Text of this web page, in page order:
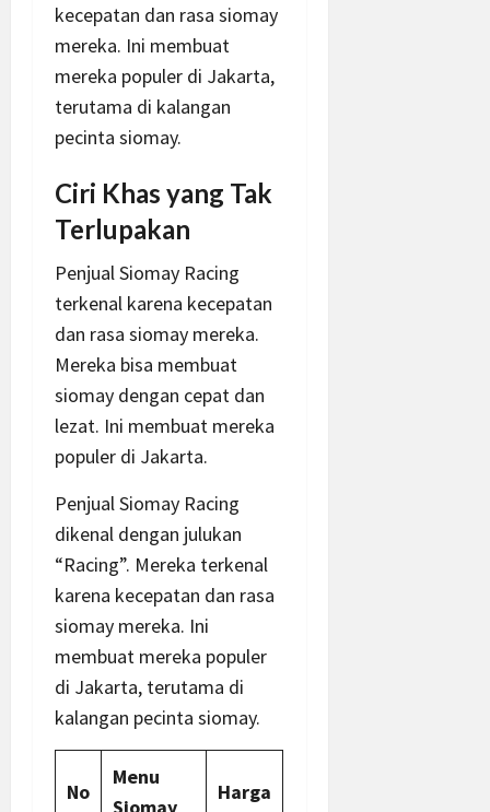
kecepatan dan rasa siomay
mereka. Ini membuat
mereka populer di Jakarta,
terutama di kalangan
pecinta siomay.
Ciri Khas yang Tak
Terlupakan
Penjual Siomay Racing
terkenal karena kecepatan
dan rasa siomay mereka.
Mereka bisa membuat
siomay dengan cepat dan
lezat. Ini membuat mereka
populer di Jakarta.
Penjual Siomay Racing
dikenal dengan julukan
“Racing”. Mereka terkenal
karena kecepatan dan rasa
siomay mereka. Ini
membuat mereka populer
di Jakarta, terutama di
kalangan pecinta siomay.
No
Menu
Siomay
Harga